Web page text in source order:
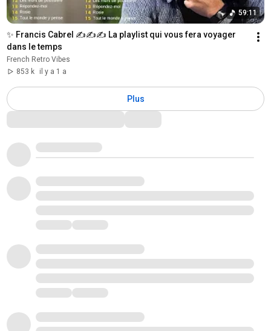
59:11
✨ Francis Cabrel ✍️✍️✍️ La playlist qui vous fera voyager
dans le temps
French Retro Vibes
853 k
il y a 1 a
Plus